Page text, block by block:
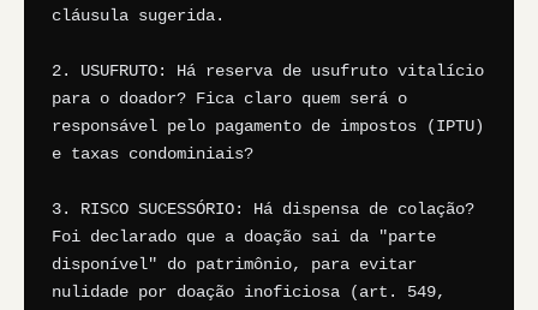
cláusula sugerida.
2. USUFRUTO: Há reserva de usufruto vitalício
para o doador? Fica claro quem será o
responsável pelo pagamento de impostos (IPTU)
e taxas condominiais?
3. RISCO SUCESSÓRIO: Há dispensa de colação?
Foi declarado que a doação sai da "parte
disponível" do patrimônio, para evitar
nulidade por doação inoficiosa (art. 549,